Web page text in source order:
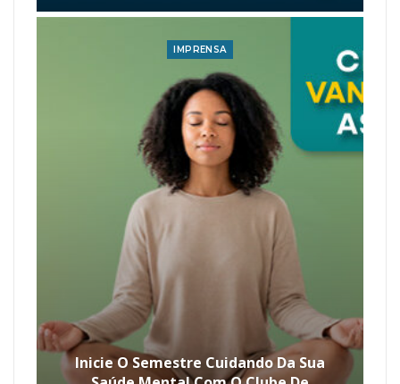
IMPRENSA
Inicie O Semestre Cuidando Da Sua